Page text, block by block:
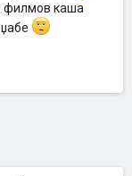
филмов каша